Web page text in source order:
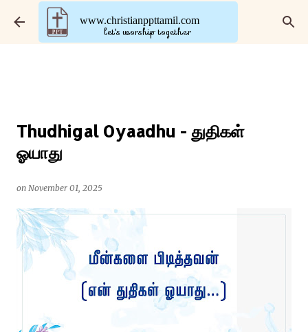
Skip to main content
www.christianppttamil.com
let's worship together
Thudhigal Oyaadhu - துதிகள்
ஓயாது
on November 01, 2025